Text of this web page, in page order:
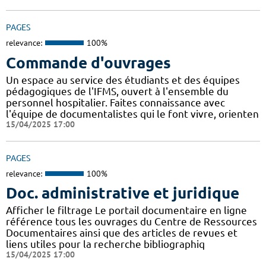
PAGES
relevance: 100%
Commande d'ouvrages
Un espace au service des étudiants et des équipes
pédagogiques de l'IFMS, ouvert à l'ensemble du
personnel hospitalier. Faites connaissance avec
l'équipe de documentalistes qui le font vivre, orienten
15/04/2025 17:00
PAGES
relevance: 100%
Doc. administrative et juridique
Afficher le filtrage Le portail documentaire en ligne
référence tous les ouvrages du Centre de Ressources
Documentaires ainsi que des articles de revues et
liens utiles pour la recherche bibliographiq
15/04/2025 17:00